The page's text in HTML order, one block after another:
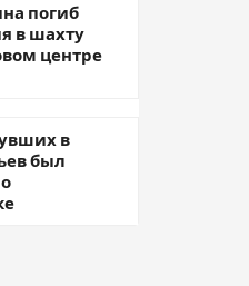
погиб
в шахту
центре
в
был